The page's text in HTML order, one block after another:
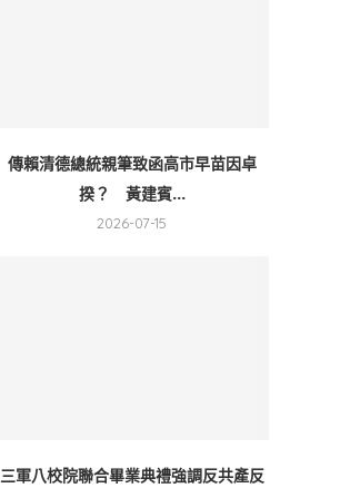
傳賴清德總統親筆致函高市早苗因卓
揆？ 黃建賓...
2026-07-15
三軍八校院聯合畢業典禮強調反共產反